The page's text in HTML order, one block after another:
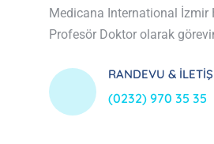
Medicana International İzmir
Profesör Doktor olarak
RANDEVU &
(0232) 970 35 35